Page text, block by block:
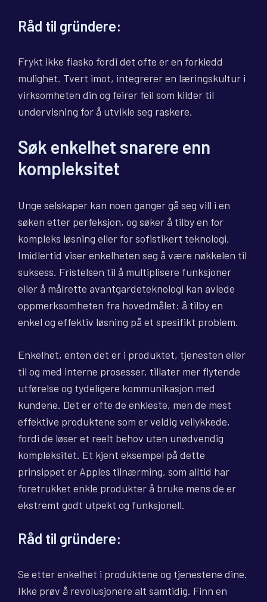
Råd til gründere:
Frykt ikke fiasko fordi det ofte er en forkledd
mulighet. Tvert imot, integrerer en læringskultur i
virksomheten din og feirer feil som kilder til
undervisning for å utvikle seg raskere.
Søk enkelhet snarere enn
kompleksitet
Unge selskaper kan noen ganger gå seg vill i en
søken etter perfeksjon, og søker å tilby en for
kompleks løsning eller for sofistikert teknologi.
Imidlertid viser enkelheten seg å være nøkkelen til
suksess. Fristelsen til å multiplisere funksjoner
eller å målrette avantgardeteknologi kan avlede
oppmerksomheten fra hovedmålet: å tilby en
enkel og effektiv løsning på et spesifikt problem.
Enkelhet, enten det er i produktet, tjenesten eller
til og med interne prosesser, tillater mer flytende
utførelse og tydeligere kommunikasjon med
kundene. Det er ofte de enkleste, men de mest
effektive produktene som er veldig vellykkede,
fordi de løser et reelt behov uten unødvendig
kompleksitet. Et kjent eksempel på dette
prinsippet er Apples tilnærming, som alltid har
foretrukket enkle produkter å bruke mens de er
ekstremt godt utpekt og funksjonell.
Råd til gründere:
Se etter enkelhet i produktene og tjenestene dine.
Ikke prøv å revolusjonere alt samtidig. Finn en